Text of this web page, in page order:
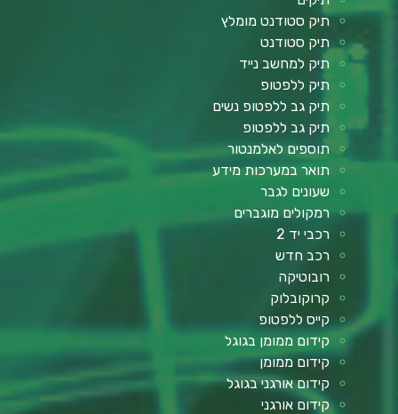
תיק סטודנט מומלץ
תיק סטודנט
תיק למחשב נייד
תיק ללפטופ
תיק גב ללפטופ נשים
תיק גב ללפטופ
תוספים לאלמנטור
תואר במערכות מידע
שעונים לגבר
רמקולים מוגברים
רכבי יד 2
רכב חדש
רובוטיקה
קרוקובלוק
קייס ללפטופ
קידום ממומן בגוגל
קידום ממומן
קידום אורגני בגוגל
קידום אורגני